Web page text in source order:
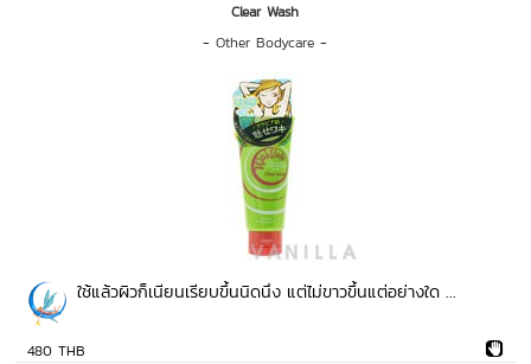
Clear Wash
-Other Bodycare -
ใช้แล้วผิวก็เนียนเรียบขึ้นนิดนึง แต่ไม่ขาวขึ้นแต่อย่างใด ...
480 THB